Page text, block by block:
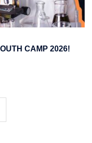
CAMP 2026!